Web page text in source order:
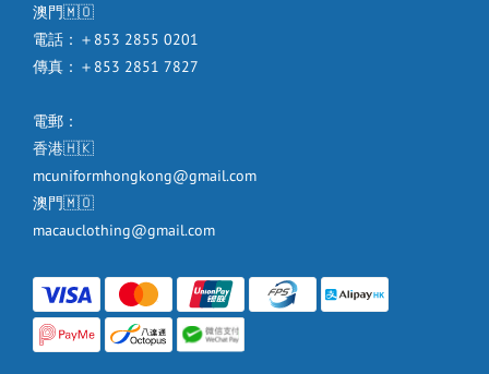
澳門🇲🇴
電話：＋853 2855 0201
傳真：＋853 2851 7827
電郵：
香港🇭🇰
mcuniformhongkong@gmail.com
澳門🇲🇴
macauclothing@gmail.com